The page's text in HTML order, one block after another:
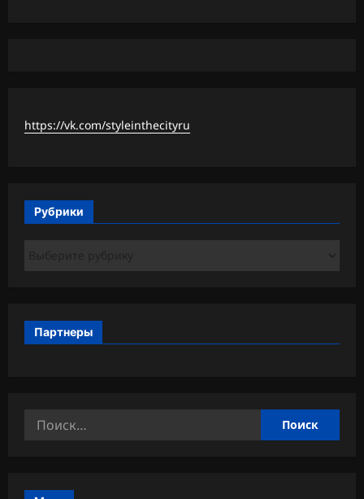
https://vk.com/styleinthecityru
Рубрики
Партнеры
Найти: